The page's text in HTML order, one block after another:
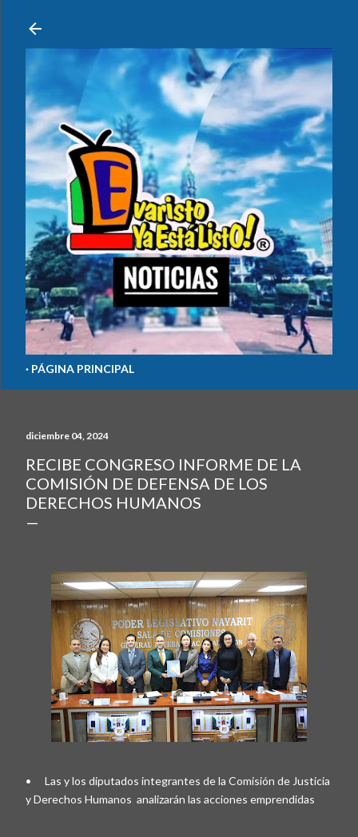
PÁGINA PRINCIPAL
diciembre 04, 2024
RECIBE CONGRESO INFORME DE LA
COMISIÓN DE DEFENSA DE LOS
DERECHOS HUMANOS
•
Las y los diputados integrantes de la Comisión de Justicia
y Derechos Humanos analizarán las acciones emprendidas